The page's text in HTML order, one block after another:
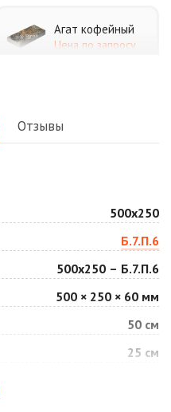
Агат кофейный
Цена по запросу
Арабская ночь
Цена по запросу
Белая
Цена по запросу
Отзывы
500х250
Б.7.П.6
500х250 – Б.7.П.6
500 × 250 × 60 мм
50 см
25 см